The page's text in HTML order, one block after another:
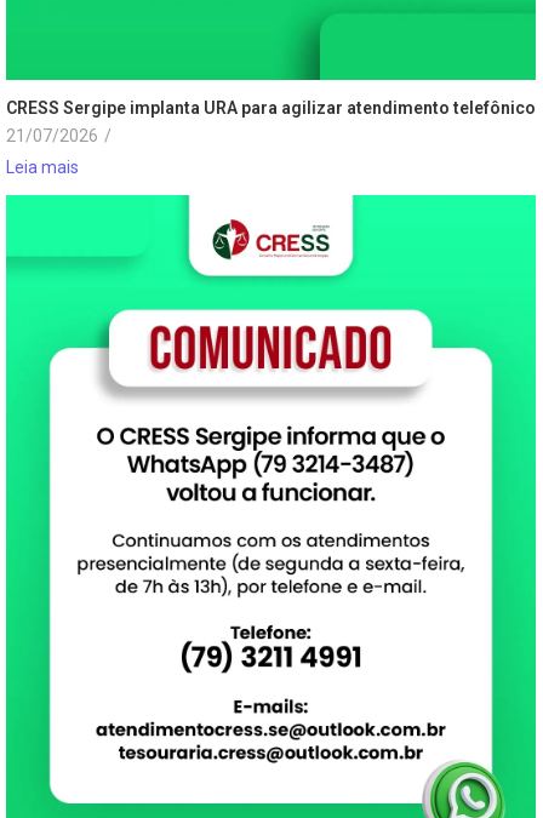
CRESS Sergipe implanta URA para agilizar atendimento telefônico
21/07/2026 /
Leia mais